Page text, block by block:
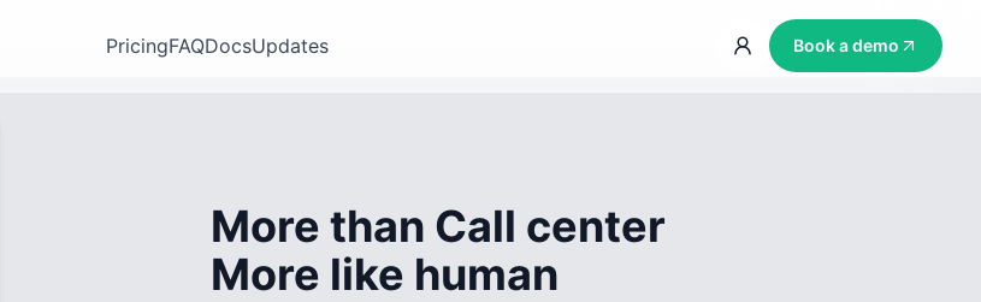
PricingFAQDocsUpdates Book a demo
More than Call center
More like human